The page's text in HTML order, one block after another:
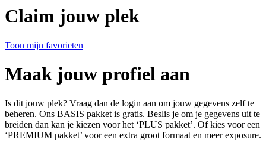
Claim jouw plek
Toon mijn favorieten
Maak jouw profiel aan
Is dit jouw plek? Vraag dan de login aan om jouw gegevens zelf te
beheren. Ons BASIS pakket is gratis. Beslis je om je gegevens uit te
breiden dan kan je kiezen voor het ‘PLUS pakket’. Of kies voor een
‘PREMIUM pakket’ voor een extra groot formaat en meer exposure.